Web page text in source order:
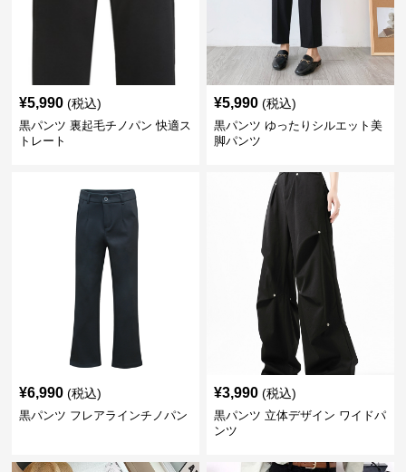
¥5,990 (税込)
黒パンツ 裏起毛チノパン 快適ス
トレート
¥5,990 (税込)
黒パンツ ゆったりシルエット美
脚パンツ
¥6,990 (税込)
黒パンツ フレアラインチノパン
¥3,990 (税込)
黒パンツ 立体デザイン ワイドパ
ンツ